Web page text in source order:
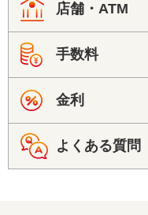
店舗・ATM
手数料
金利
よくある質問